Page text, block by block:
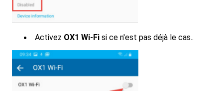
Activez OX1 Wi-Fi si ce n'est pas déjà le cas..